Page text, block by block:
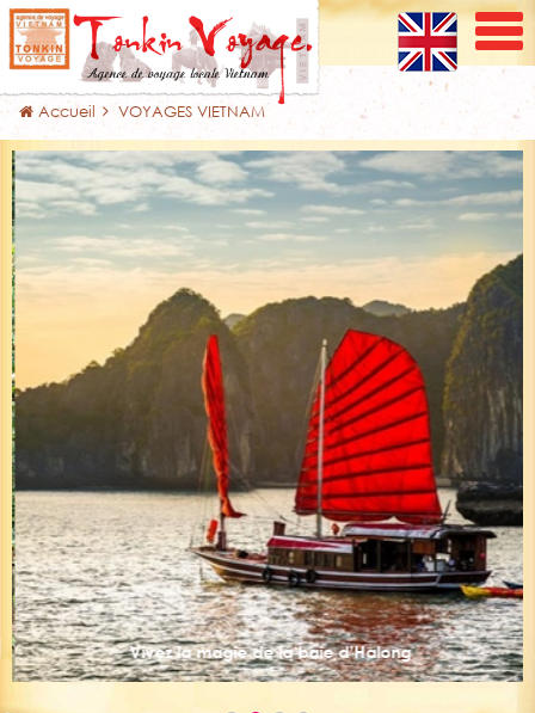
Accueil VOYAGES VIETNAM
Vivez la magie de la baie d’Halong